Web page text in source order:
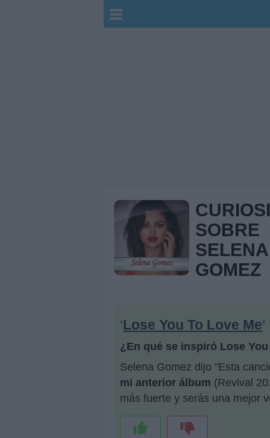
SOBRE
SELENA
GOMEZ
'Lose You To Love Me'
¿En qué se inspiró Lose
Selena Gomez dijo "Esta
mi anterior álbum (Revival
más fuerte y serás una mejor